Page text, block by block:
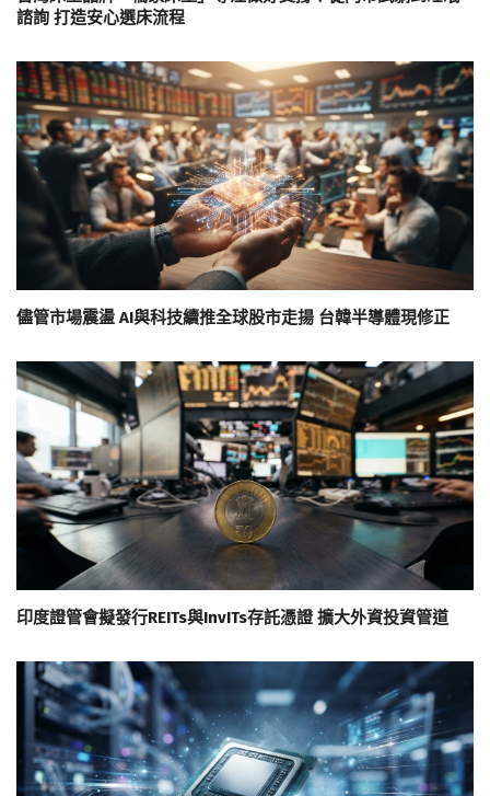
諮詢 打造安心選床流程
儘管市場震盪 AI與科技續推全球股市走揚 台韓半導體現修正
印度證管會擬發行REITs與InvITs存託憑證 擴大外資投資管道